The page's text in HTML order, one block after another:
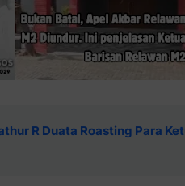
R Duata Roasting Para